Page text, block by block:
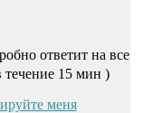
ответит на все
течение 15 мин )
меня